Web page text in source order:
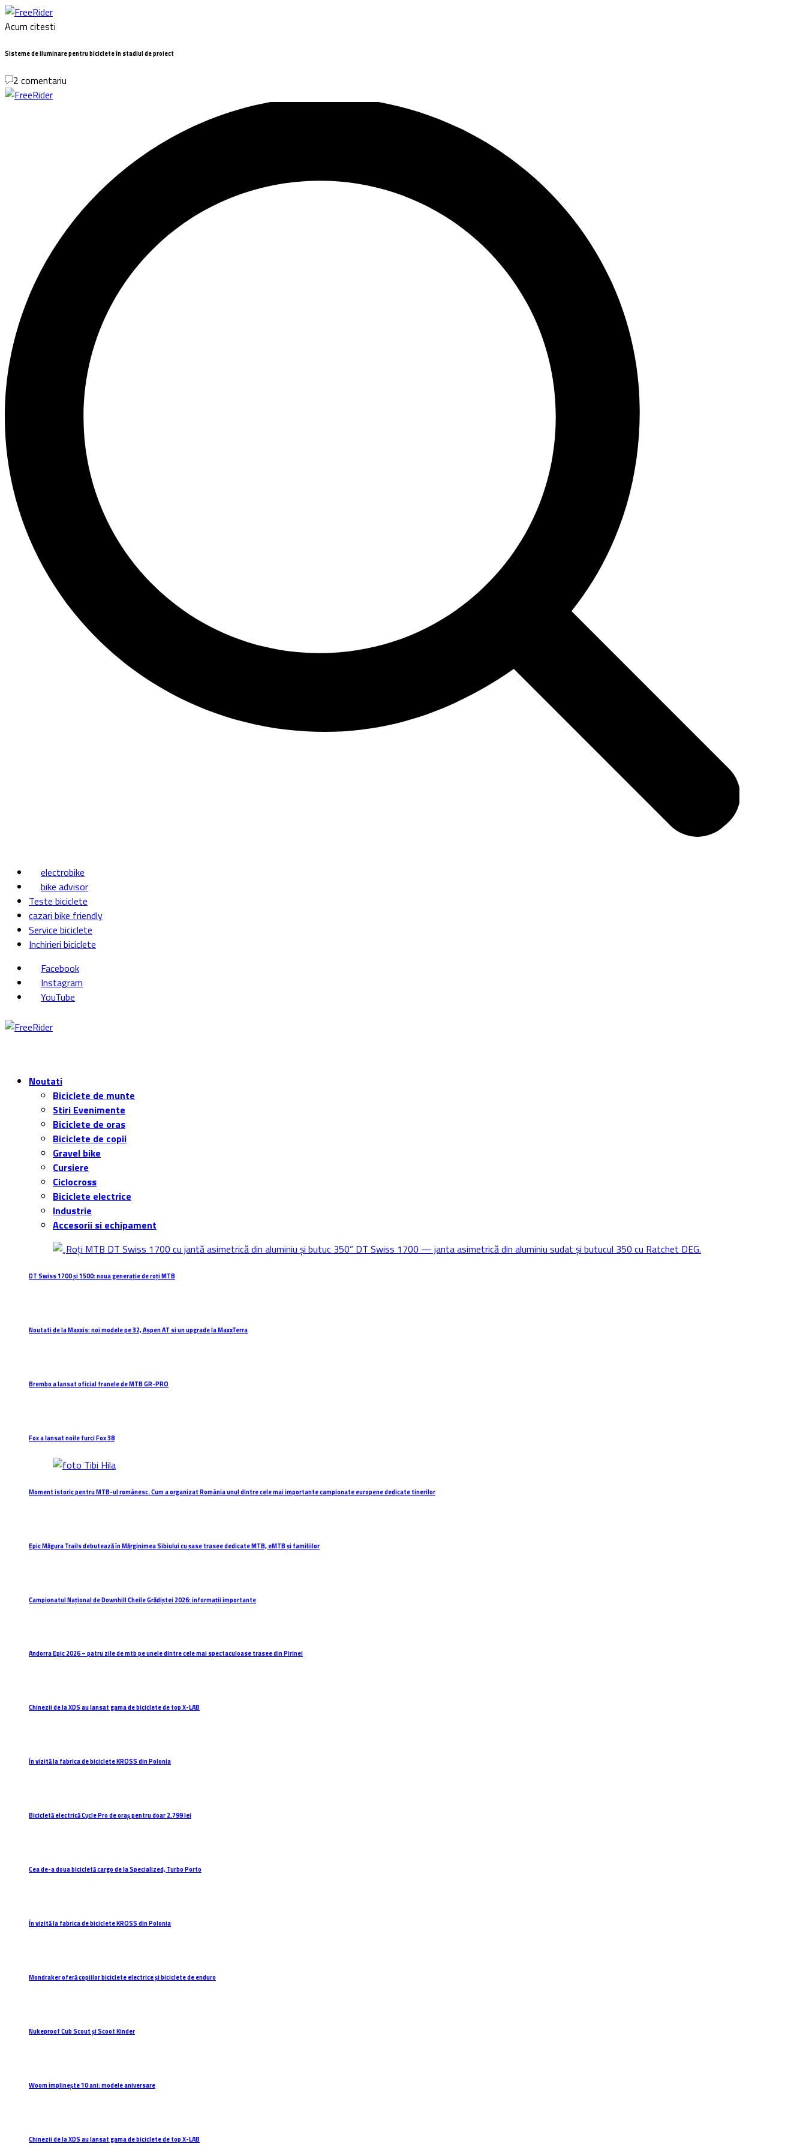
Acum citesti
Sisteme de iluminare pentru biciclete în stadiul de proiect
2 comentariu
electrobike
bike advisor
Teste biciclete
cazari bike friendly
Service biciclete
Inchirieri biciclete
Facebook
Instagram
YouTube
Noutati
Biciclete de munte
Stiri Evenimente
Biciclete de oras
Biciclete de copii
Gravel bike
Cursiere
Ciclocross
Biciclete electrice
Industrie
Accesorii si echipament
DT Swiss 1700 și 1500: noua generație de roți MTB
Noutati de la Maxxis: noi modele pe 32, Aspen AT si un upgrade la MaxxTerra
Brembo a lansat oficial franele de MTB GR-PRO
Fox a lansat noile furci Fox 38
Moment istoric pentru MTB-ul românesc. Cum a organizat România unul dintre cele mai importante campionate europene dedicate tinerilor
Epic Măgura Trails debutează în Mărginimea Sibiului cu șase trasee dedicate MTB, eMTB și familiilor
Campionatul Național de Downhill Cheile Grădiștei 2026: informații importante
Andorra Epic 2026 – patru zile de mtb pe unele dintre cele mai spectaculoase trasee din Pirinei
Chinezii de la XDS au lansat gama de biciclete de top X-LAB
În vizită la fabrica de biciclete KROSS din Polonia
Bicicletă electrică Cycle Pro de oraș pentru doar 2.799 lei
Cea de-a doua bicicletă cargo de la Specialized, Turbo Porto
În vizită la fabrica de biciclete KROSS din Polonia
Mondraker oferă copiilor biciclete electrice și biciclete de enduro
Nukeproof Cub Scout și Scoot Kinder
Woom împlinește 10 ani: modele aniversare
Chinezii de la XDS au lansat gama de biciclete de top X-LAB